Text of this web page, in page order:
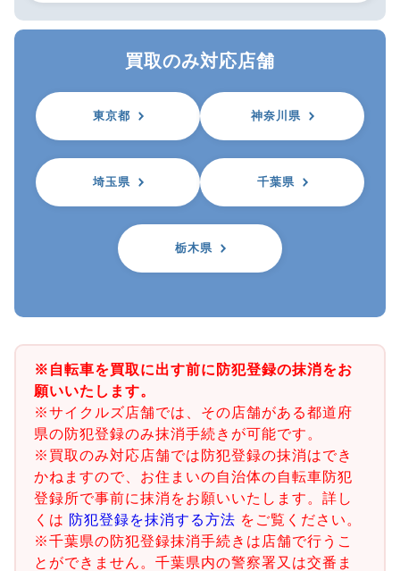
買取のみ対応店舗
東京都 神奈川県
埼玉県 千葉県
栃木県
※自転車を買取に出す前に防犯登録の抹消をお
願いいたします。
※サイクルズ店舗では、その店舗がある都道府
県の防犯登録のみ抹消手続きが可能です。
※買取のみ対応店舗では防犯登録の抹消はでき
かねますので、お住まいの自治体の自転車防犯
登録所で事前に抹消をお願いいたします。詳し
くは 防犯登録を抹消する方法 をご覧ください。
※千葉県の防犯登録抹消手続きは店舗で行うこ
とができません。千葉県内の警察署又は交番ま